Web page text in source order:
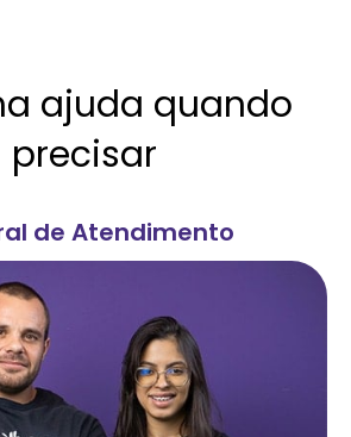
ajuda quando
precisar
de Atendimento